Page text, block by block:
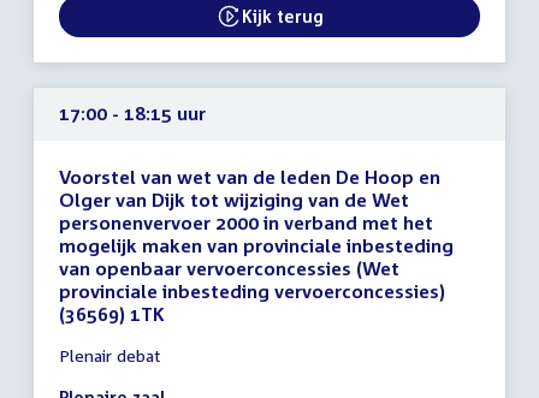
17:00
uur
External link:
Kijk terug
17:00 - 18:15 uur
Voorstel van wet van de leden De Hoop en
Olger van Dijk tot wijziging van de Wet
personenvervoer 2000 in verband met het
mogelijk maken van provinciale inbesteding
van openbaar vervoerconcessies (Wet
provinciale inbesteding vervoerconcessies)
(36569) 1TK
vergadering
17:00
Plenair debat